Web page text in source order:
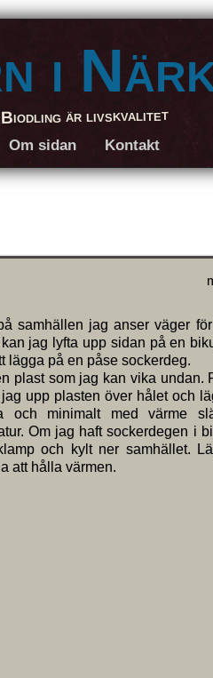
i
Biodling är livskvalitet
Om sidan Kontakt
samhällen jag anser väger
jag lyfta upp sidan på en
lägga på en påse sockerdeg.
plast som jag kan vika undan.
upp plasten över hålet och
och minimalt med värme
Om jag haft sockerdegen i
och kylt ner samhället.
att hålla värmen.